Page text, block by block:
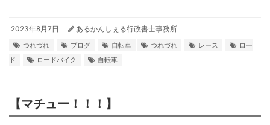
2023年8月7日 あるかんしぇる行政書士事務所
つれづれ ブログ 自転車 つれづれ レース
ロー
ド
ロードバイク 自転車
【マチュー！！！】